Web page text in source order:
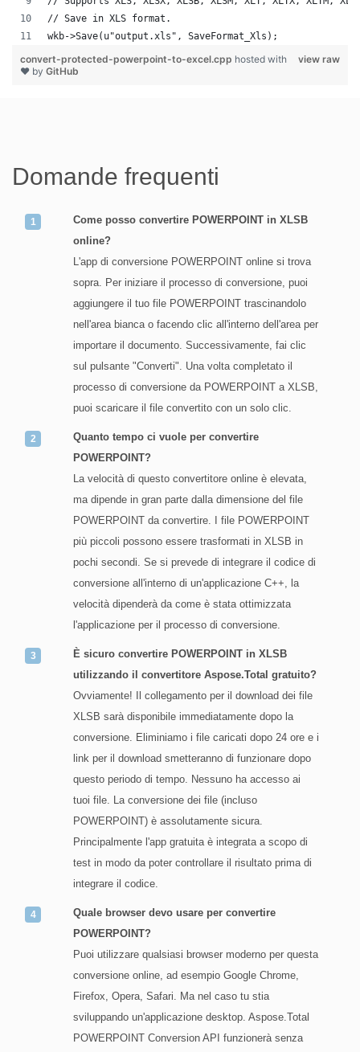
// Save in XLS format.
wkb->Save(u"output.xls", SaveFormat_Xls);
view raw
convert-protected-powerpoint-to-excel.cpp hosted with
❤ by GitHub
Domande frequenti
Come posso convertire POWERPOINT in XLSB
online?
L'app di conversione POWERPOINT online si trova
sopra. Per iniziare il processo di conversione, puoi
aggiungere il tuo file POWERPOINT trascinandolo
nell'area bianca o facendo clic all'interno dell'area per
importare il documento. Successivamente, fai clic
sul pulsante "Converti". Una volta completato il
processo di conversione da POWERPOINT a XLSB,
puoi scaricare il file convertito con un solo clic.
Quanto tempo ci vuole per convertire
POWERPOINT?
La velocità di questo convertitore online è elevata,
ma dipende in gran parte dalla dimensione del file
POWERPOINT da convertire. I file POWERPOINT
più piccoli possono essere trasformati in XLSB in
pochi secondi. Se si prevede di integrare il codice di
conversione all'interno di un'applicazione C++, la
velocità dipenderà da come è stata ottimizzata
l'applicazione per il processo di conversione.
È sicuro convertire POWERPOINT in XLSB
utilizzando il convertitore Aspose.Total gratuito?
Ovviamente! Il collegamento per il download dei file
XLSB sarà disponibile immediatamente dopo la
conversione. Eliminiamo i file caricati dopo 24 ore e i
link per il download smetteranno di funzionare dopo
questo periodo di tempo. Nessuno ha accesso ai
tuoi file. La conversione dei file (incluso
POWERPOINT) è assolutamente sicura.
Principalmente l'app gratuita è integrata a scopo di
test in modo da poter controllare il risultato prima di
integrare il codice.
Quale browser devo usare per convertire
POWERPOINT?
Puoi utilizzare qualsiasi browser moderno per questa
conversione online, ad esempio Google Chrome,
Firefox, Opera, Safari. Ma nel caso tu stia
sviluppando un'applicazione desktop. Aspose.Total
POWERPOINT Conversion API funzionerà senza